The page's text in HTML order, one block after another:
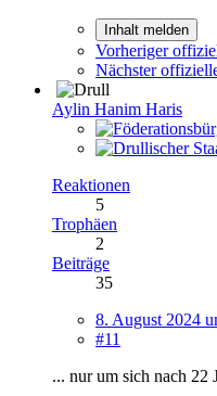
Inhalt melden
Vorheriger
Nächster
Aylin Hanim Haris
Reaktionen
5
Trophäen
2
Beiträge
35
8. August 2024
#11
... nur um sich nach 22